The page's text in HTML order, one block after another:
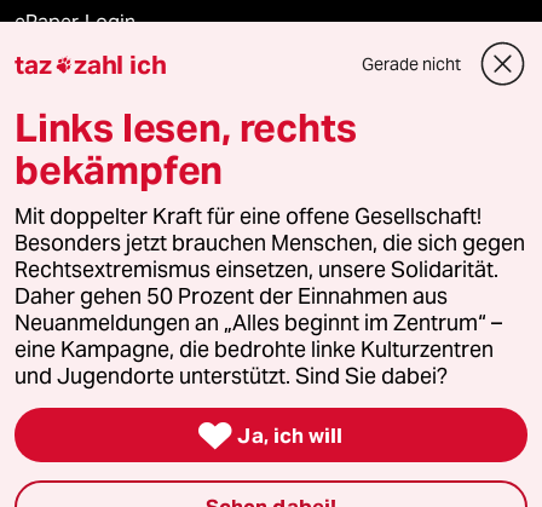
ePaper Login
Downloads für Abonnierende
© 2026 taz Verlags und Vertriebs GmbH
Alle Rechte vorbehalten. Bei rechtlichen Fragen oder für Genehmigungen
wenden Sie sich bitte an
lizenzen@taz.de
Feedback Redaktionsstatut Kommune-Richtlinien
Leitlinie Informant Datenschutz Impressum AGB
Seitenwende Einwilligungen widerrufen (Ads)
taz zahl ich Gerade nicht
Links lesen, rechts
bekämpfen
Mit doppelter Kraft für eine offene Gesellschaft!
Besonders jetzt brauchen Menschen, die sich gegen
Rechtsextremismus einsetzen, unsere Solidarität.
Daher gehen 50 Prozent der Einnahmen aus
Neuanmeldungen an „Alles beginnt im Zentrum“ –
eine Kampagne, die bedrohte linke Kulturzentren
und Jugendorte unterstützt. Sind Sie dabei?
 Ja, ich will